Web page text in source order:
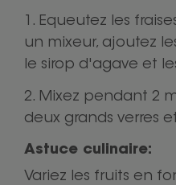
Equeutez les
un mixeur, ajoutez
le sirop d'agave et
Mixez pendant 2
deux grands verres
Astuce culinaire:
Variez les fruits en